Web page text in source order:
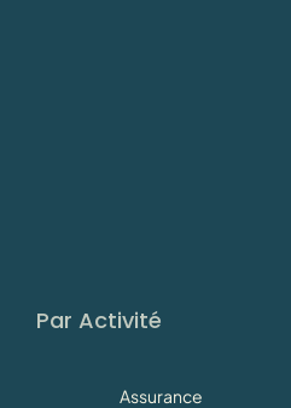
Par Activité
Assurance